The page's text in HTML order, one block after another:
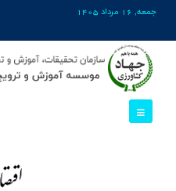
جمعه, 16 مرداد 1405